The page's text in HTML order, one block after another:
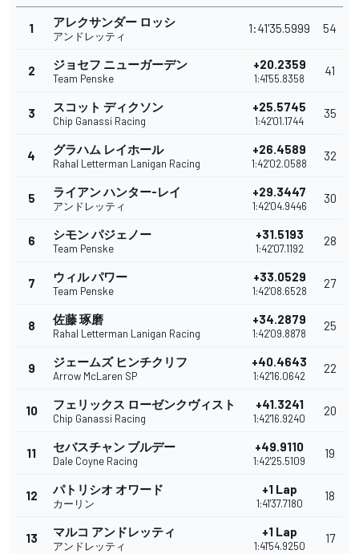
1 アレクサンダー ロッシ
アンドレッティ
1:41'35.5999 54
2 ジョセフ ニューガーデン
Team Penske
+20.2359
1:41'55.8358
41
3 スコット ディクソン
Chip Ganassi Racing
+25.5745
1:42'01.1744
35
4 グラハム レイホール
Rahal Letterman Lanigan Racing
+26.4589
1:42'02.0588
32
5 ライアン ハンター-レイ
アンドレッティ
+29.3447
1:42'04.9446
30
6 シモン パジェノー
Team Penske
+31.5193
1:42'07.1192
28
7 ウィル パワー
Team Penske
+33.0529
1:42'08.6528
27
8 佐藤 琢磨
Rahal Letterman Lanigan Racing
+34.2879
1:42'09.8878
25
9 ジェームズ ヒンチクリフ
Arrow McLaren SP
+40.4643
1:42'16.0642
22
10 フェリックス ローゼンクヴィスト
Chip Ganassi Racing
+41.3241
1:42'16.9240
20
11 セバスチャン ブルデー
Dale Coyne Racing
+49.9110
1:42'25.5109
19
12 パトリシオ オワード
カーリン
+1 Lap
1:41'37.7180
18
13 マルコ アンドレッティ
アンドレッティ
+1 Lap
1:41'54.9250
17